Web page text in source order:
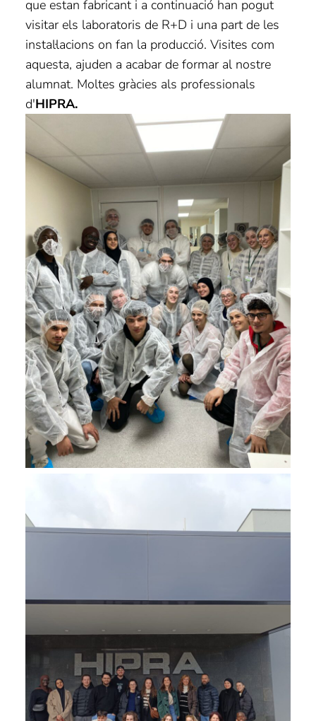
que estan fabricant i a continuació han pogut
visitar els laboratoris de R+D i una part de les
instal·lacions on fan la producció. Visites com
aquesta, ajuden a acabar de formar al nostre
alumnat. Moltes gràcies als professionals
d'HIPRA.